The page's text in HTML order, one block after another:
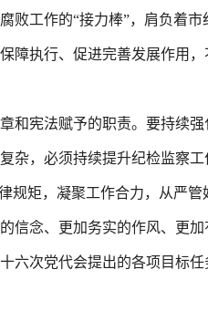
败工作的“接力棒”，肩负着
障执行、促进完善发展作用
和宪法赋予的职责。要持续
杂，必须持续提升纪检监察
矩，凝聚工作合力，从严管
信念、更加务实的作风、更
六次党代会提出的各项目标